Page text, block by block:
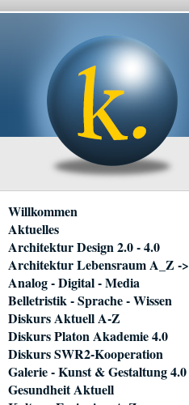
Navigation
überspringen
Willkommen
Aktuelles
Architektur Design 2.0 - 4.0
Architektur Lebensraum A_Z ->
Analog - Digital - Media
Belletristik - Sprache - Wissen
Diskurs Aktuell A-Z
Diskurs Platon Akademie 4.0
Diskurs SWR2-Kooperation
Galerie - Kunst & Gestaltung 4.0
Gesundheit Aktuell